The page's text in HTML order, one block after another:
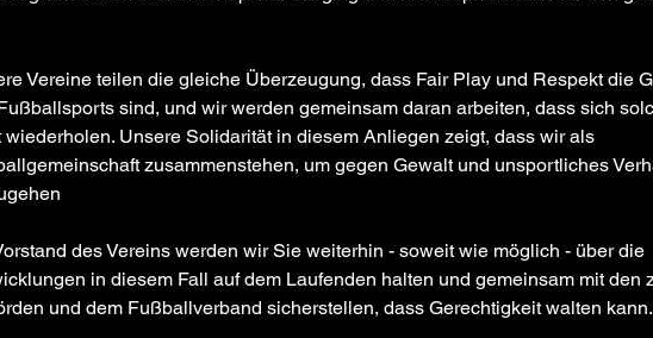
Vereine teilen die gleiche Überzeugung, dass Fair Play und Respekt die
sind, und wir werden gemeinsam daran arbeiten, dass sich
wiederholen. Unsere Solidarität in diesem Anliegen zeigt, dass wir als
zusammenstehen, um gegen Gewalt und unsportliches
des Vereins werden wir Sie weiterhin - soweit wie möglich - über die
in diesem Fall auf dem Laufenden halten und gemeinsam mit den
und dem Fußballverband sicherstellen, dass Gerechtigkeit walten kann.